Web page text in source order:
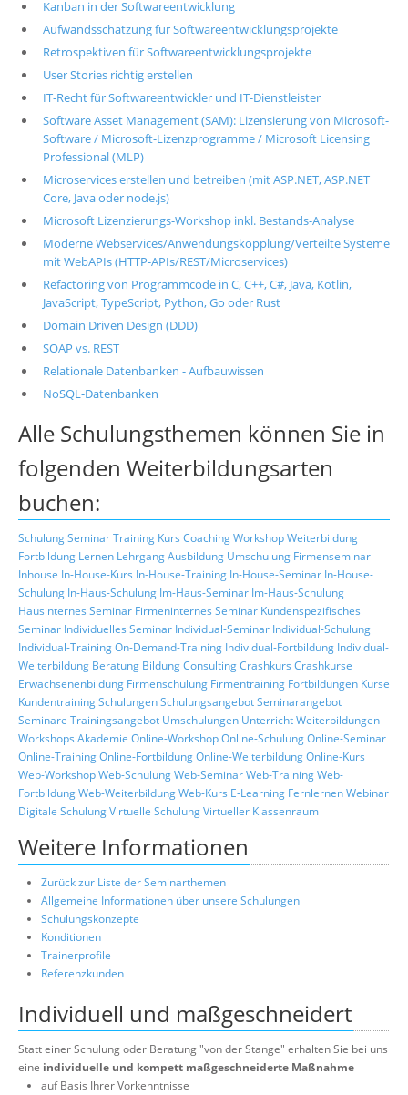
Kanban in der Softwareentwicklung
Aufwandsschätzung für Softwareentwicklungsprojekte
Retrospektiven für Softwareentwicklungsprojekte
User Stories richtig erstellen
IT-Recht für Softwareentwickler und IT-Dienstleister
Software Asset Management (SAM): Lizensierung von Microsoft-
Software / Microsoft-Lizenzprogramme / Microsoft Licensing
Professional (MLP)
Microservices erstellen und betreiben (mit ASP.NET, ASP.NET
Core, Java oder node.js)
Microsoft Lizenzierungs-Workshop inkl. Bestands-Analyse
Moderne Webservices/Anwendungskopplung/Verteilte Systeme
mit WebAPIs (HTTP-APIs/REST/Microservices)
Refactoring von Programmcode in C, C++, C#, Java, Kotlin,
JavaScript, TypeScript, Python, Go oder Rust
Domain Driven Design (DDD)
SOAP vs. REST
Relationale Datenbanken - Aufbauwissen
NoSQL-Datenbanken
Alle Schulungsthemen können Sie in
folgenden Weiterbildungsarten
buchen:
SchulungSeminarTraining Kurs CoachingWorkshopWeiterbildung
Fortbildung Lernen LehrgangAusbildung Umschulung Firmenseminar
Inhouse In-House-Kurs In-House-Training In-House-Seminar In-House-
Schulung In-Haus-Schulung Im-Haus-Seminar Im-Haus-Schulung
Hausinternes Seminar Firmeninternes Seminar Kundenspezifisches
Seminar Individuelles Seminar Individual-Seminar Individual-Schulung
Individual-TrainingOn-Demand-Training Individual-Fortbildung Individual-
Weiterbildung Beratung BildungConsultingCrashkurs Crashkurse
Erwachsenenbildung Firmenschulung Firmentraining Fortbildungen Kurse
KundentrainingSchulungenSchulungsangebotSeminarangebot
Seminare Trainingsangebot Umschulungen UnterrichtWeiterbildungen
Workshops Akademie Online-WorkshopOnline-SchulungOnline-Seminar
Online-TrainingOnline-FortbildungOnline-WeiterbildungOnline-Kurs
Web-WorkshopWeb-SchulungWeb-SeminarWeb-TrainingWeb-
FortbildungWeb-WeiterbildungWeb-Kurs E-Learning FernlernenWebinar
Digitale SchulungVirtuelle SchulungVirtueller Klassenraum
Weitere Informationen
Zurück zur Liste der Seminarthemen
Allgemeine Informationen über unsere Schulungen
Schulungskonzepte
Konditionen
Trainerprofile
Referenzkunden
Individuell und maßgeschneidert
Statt einer Schulung oder Beratung "von der Stange" erhalten Sie bei uns
eine individuelle und kompett maßgeschneiderte Maßnahme
auf Basis Ihrer Vorkenntnisse